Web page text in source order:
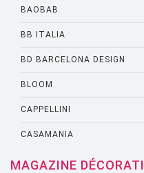
BAOBAB
BB ITALIA
BD BARCELONA DESIGN
BLOOM
CAPPELLINI
CASAMANIA
CASSINA
MAGAZINE